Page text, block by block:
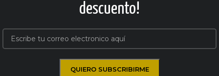
descuento!